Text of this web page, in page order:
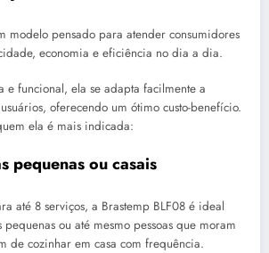
modelo pensado para atender consumidores
economia e eficiência no dia a dia.
e funcional, ela se adapta facilmente a
oferecendo um ótimo custo-benefício.
ela é mais indicada:
pequenas ou casais
até 8 serviços, a Brastemp BLF08 é ideal
ou até mesmo pessoas que moram
de cozinhar em casa com frequência.